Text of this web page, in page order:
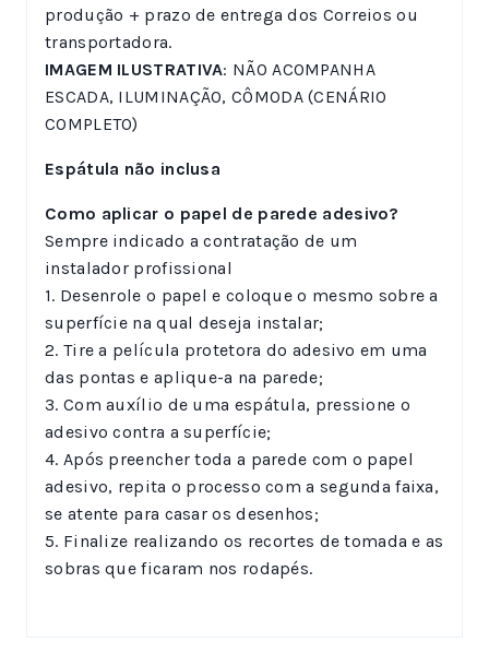
produção + prazo de entrega dos Correios ou
transportadora.
IMAGEM ILUSTRATIVA: NÃO ACOMPANHA
ESCADA, ILUMINAÇÃO, CÔMODA (CENÁRIO
COMPLETO)
Espátula não inclusa
Como aplicar o papel de parede adesivo?
Sempre indicado a contratação de um
instalador profissional
1. Desenrole o papel e coloque o mesmo sobre a
superfície na qual deseja instalar;
2. Tire a película protetora do adesivo em uma
das pontas e aplique-a na parede;
3. Com auxílio de uma espátula, pressione o
adesivo contra a superfície;
4. Após preencher toda a parede com o papel
adesivo, repita o processo com a segunda faixa,
se atente para casar os desenhos;
5. Finalize realizando os recortes de tomada e as
sobras que ficaram nos rodapés.